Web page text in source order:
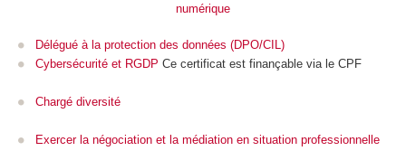
numérique
Délégué à la protection des données (DPO/CIL)
Cybersécurité et RGDP Ce certificat est finançable via le CPF
Chargé diversité
Exercer la négociation et la médiation en situation professionnelle